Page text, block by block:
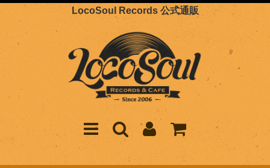
LocoSoul Records 公式通販